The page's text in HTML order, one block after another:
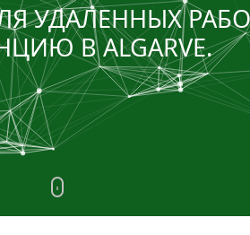
УДАЛЕННЫХ
В ALGARVE.